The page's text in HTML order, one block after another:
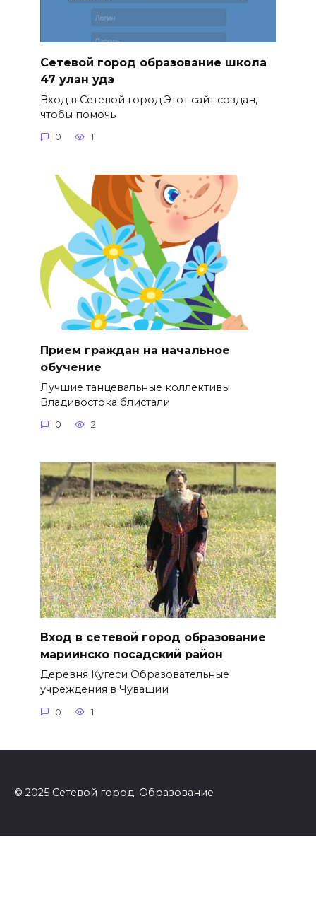
Сетевой город образование школа
47 улан удэ
Вход в Сетевой город Этот сайт создан,
чтобы помочь
0 1
Прием граждан на начальное
обучение
Лучшие танцевальные коллективы
Владивостока блистали
0 2
Вход в сетевой город образование
мариинско посадский район
Деревня Кугеси Образовательные
учреждения в Чувашии
0 1
© 2025 Сетевой город. Образование